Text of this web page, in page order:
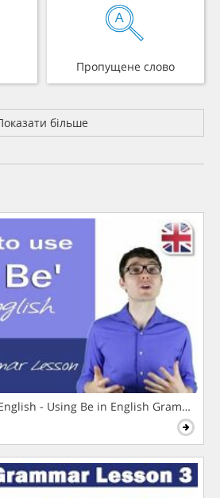
Пропущене слово
більше
- Using Be in English Grammar